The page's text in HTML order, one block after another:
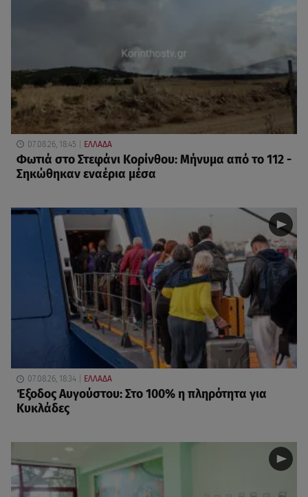
07.08.26, 18:45 ΕΛΛΑΔΑ
Φωτιά στο Στεφάνι Κορίνθου: Μήνυμα από το 112 -
Σηκώθηκαν εναέρια μέσα
07.08.26, 18:34 ΕΛΛΑΔΑ
Έξοδος Αυγούστου: Στο 100% η πληρότητα για
Κυκλάδες